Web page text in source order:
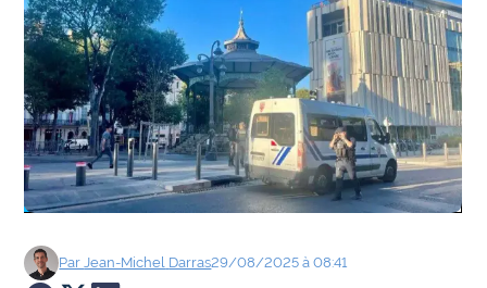
OM
Agenda
Faits
divers
Sports
Société
ParJean-Michel Darras29/08/2025 à 08:41